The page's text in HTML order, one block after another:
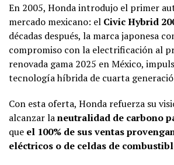
En 2005, Honda introdujo el primer
mercado mexicano: el Civic Hybrid
décadas después, la marca japonesa
compromiso con la electrificación al
renovada gama 2025 en México,
tecnología híbrida de cuarta
Con esta oferta, Honda refuerza su
alcanzar laneutralidad de carbono
que el 100% de sus ventas
eléctricos o de celdas de